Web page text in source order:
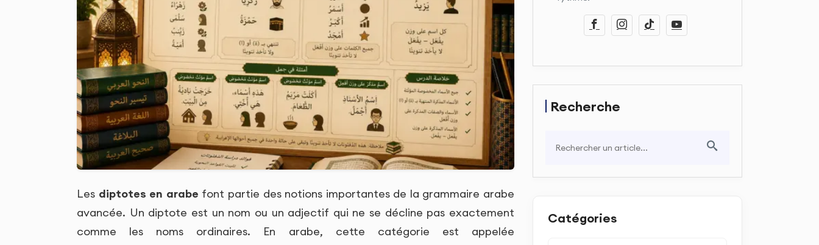
Les diptotes en arabe font partie des notions importantes de la grammaire arabe
avancée. Un diptote est un nom ou un adjectif qui ne se décline pas exactement
comme les noms ordinaires. En arabe, cette catégorie est appelée
Recherche
Catégories